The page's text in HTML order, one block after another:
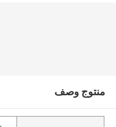
منتوج وصف